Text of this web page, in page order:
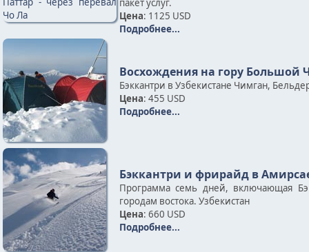
пакет услуг.
Цена: 1125 USD
Подробнее...
Восхождения на гору Большой
Бэккантри в Узбекистане Чимган,
Цена: 455 USD
Подробнее...
Бэккантри и фрирайд в
Программа семь дней, включающая
городам востока. Узбекистан
Цена: 660 USD
Подробнее...